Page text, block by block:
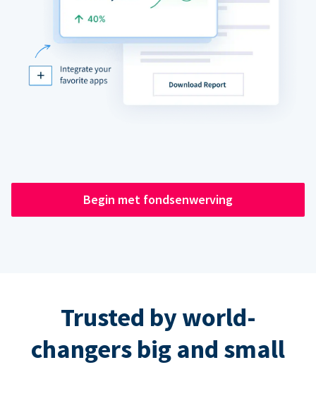
Begin met fondsenwerving
Trusted by world-
changers big and small